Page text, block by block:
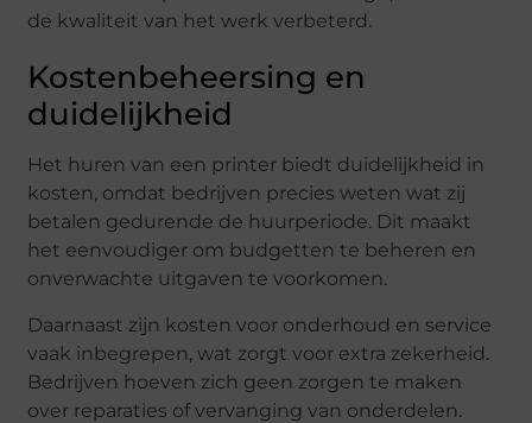
de kwaliteit van het werk verbeterd.
Kostenbeheersing en
duidelijkheid
Het huren van een printer biedt duidelijkheid in
kosten, omdat bedrijven precies weten wat zij
betalen gedurende de huurperiode. Dit maakt
het eenvoudiger om budgetten te beheren en
onverwachte uitgaven te voorkomen.
Daarnaast zijn kosten voor onderhoud en service
vaak inbegrepen, wat zorgt voor extra zekerheid.
Bedrijven hoeven zich geen zorgen te maken
over reparaties of vervanging van onderdelen.